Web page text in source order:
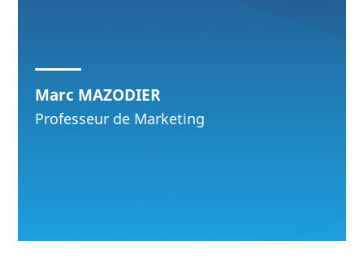
Marc MAZODIER
Professeur de Marketing